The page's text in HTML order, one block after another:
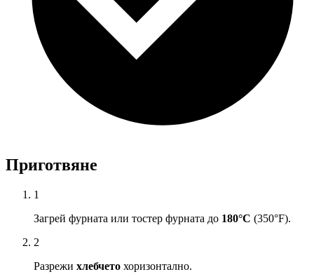
Приготвяне
1
Загрей фурната или тостер фурната до 180°C (350°F).
2
Разрежи хлебчето хоризонтално.